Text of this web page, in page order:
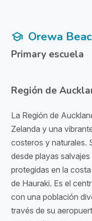
school Orewa
Primary escuela
Región de
La Región de
Zelanda y una
costeros y naturales.
desde playas
protegidas en la
de Hauraki. Es el
con una población
través de su